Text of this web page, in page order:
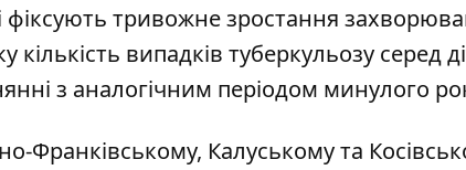
тривожне зростання
кількість випадків туберкульозу серед
з аналогічним періодом минулого
Франківському, Калуському та